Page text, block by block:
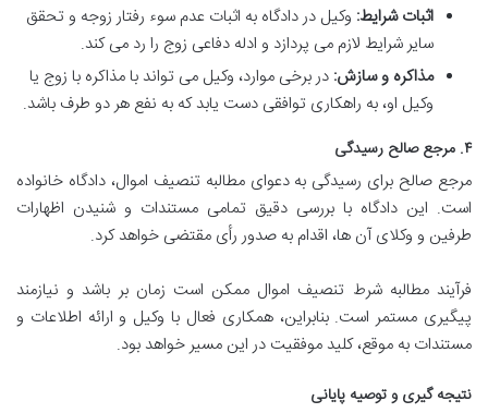
اثبات شرایط: وکیل در دادگاه به اثبات عدم سوء رفتار زوجه و تحقق
سایر شرایط لازم می پردازد و ادله دفاعی زوج را رد می کند.
مذاکره و سازش: در برخی موارد، وکیل می تواند با مذاکره با زوج یا
وکیل او، به راهکاری توافقی دست یابد که به نفع هر دو طرف باشد.
۴. مرجع صالح رسیدگی
مرجع صالح برای رسیدگی به دعوای مطالبه تنصیف اموال، دادگاه خانواده
است. این دادگاه با بررسی دقیق تمامی مستندات و شنیدن اظهارات
طرفین و وکلای آن ها، اقدام به صدور رأی مقتضی خواهد کرد.
فرآیند مطالبه شرط تنصیف اموال ممکن است زمان بر باشد و نیازمند
پیگیری مستمر است. بنابراین، همکاری فعال با وکیل و ارائه اطلاعات و
مستندات به موقع، کلید موفقیت در این مسیر خواهد بود.
نتیجه گیری و توصیه پایانی